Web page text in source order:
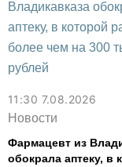
11:30 7.08.2026
Новости
Фармацевт из
обокрала аптеку, в